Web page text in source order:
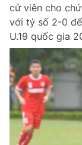
cử viên cho
với tỷ số 2-0
U.19 quốc gia